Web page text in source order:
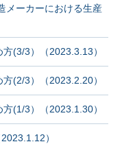
ーカーにおける生産
(3/3）（2023.3.13）
(2/3）（2023.2.20）
(1/3）（2023.1.30）
）